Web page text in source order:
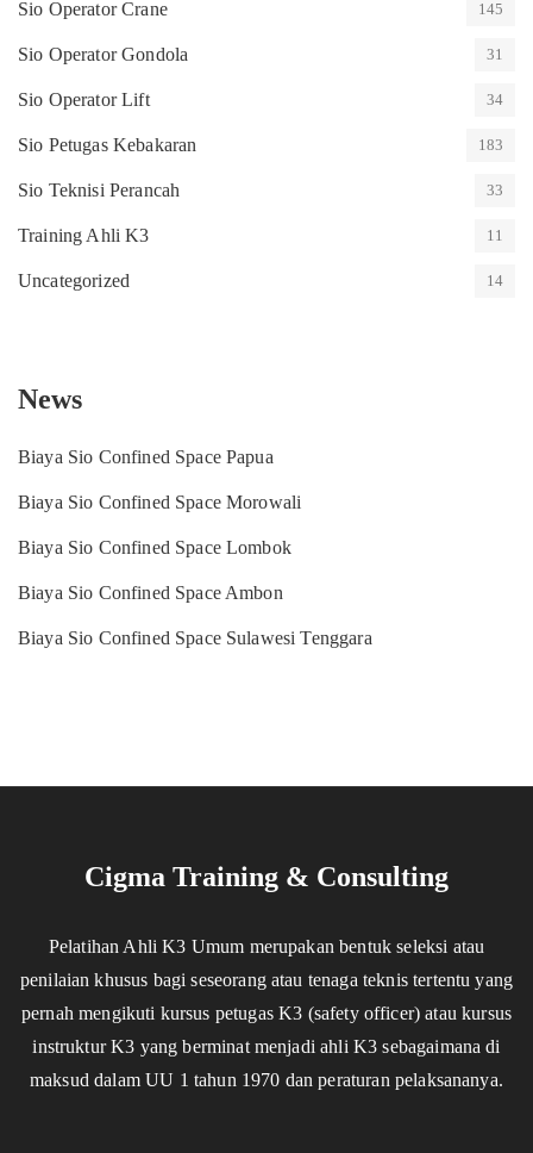
Sio Operator Crane 145
Sio Operator Gondola 31
Sio Operator Lift 34
Sio Petugas Kebakaran 183
Sio Teknisi Perancah 33
Training Ahli K3 11
Uncategorized 14
News
Biaya Sio Confined Space Papua
Biaya Sio Confined Space Morowali
Biaya Sio Confined Space Lombok
Biaya Sio Confined Space Ambon
Biaya Sio Confined Space Sulawesi Tenggara
Cigma Training & Consulting
Pelatihan Ahli K3 Umum merupakan bentuk seleksi atau
penilaian khusus bagi seseorang atau tenaga teknis tertentu yang
pernah mengikuti kursus petugas K3 (safety officer) atau kursus
instruktur K3 yang berminat menjadi ahli K3 sebagaimana di
maksud dalam UU 1 tahun 1970 dan peraturan pelaksananya.